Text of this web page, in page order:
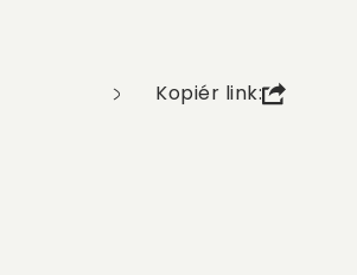
Kopiér link: